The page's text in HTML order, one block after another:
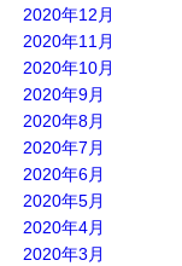
2020年12月
2020年11月
2020年10月
2020年9月
2020年8月
2020年7月
2020年6月
2020年5月
2020年4月
2020年3月